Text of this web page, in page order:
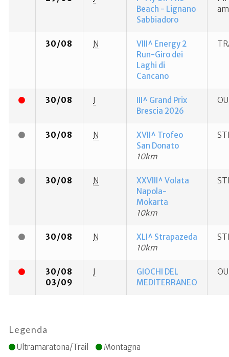
Beach - Lignano
Sabbiadoro
30/08 N
VIII^ Energy 2
Run-Giro dei
Laghi di
Cancano
30/08 I
III^ Grand Prix
Brescia 2026
30/08 N
XVII^ Trofeo
San Donato
10km
30/08 N
XXVIII^ Volata
Napola-
Mokarta
10km
30/08 N
XLI^ Strapazeda
10km
30/08
03/09
I
GIOCHI DEL
MEDITERRANEO
Legenda
Ultramaratona/Trail
Montagna